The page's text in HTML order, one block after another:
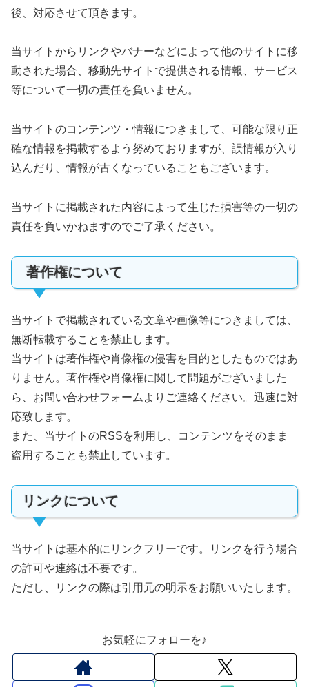
後、対応させて頂きます。
当サイトからリンクやバナーなどによって他のサイトに移
動された場合、移動先サイトで提供される情報、サービス
等について一切の責任を負いません。
当サイトのコンテンツ・情報につきまして、可能な限り正
確な情報を掲載するよう努めておりますが、誤情報が入り
込んだり、情報が古くなっていることもございます。
当サイトに掲載された内容によって生じた損害等の一切の
責任を負いかねますのでご了承ください。
著作権について
当サイトで掲載されている文章や画像等につきましては、
無断転載することを禁止します。
当サイトは著作権や肖像権の侵害を目的としたものではあ
りません。著作権や肖像権に関して問題がございました
ら、お問い合わせフォームよりご連絡ください。迅速に対
応致します。
また、当サイトのRSSを利用し、コンテンツをそのまま
盗用することも禁止しています。
リンクについて
当サイトは基本的にリンクフリーです。リンクを行う場合
の許可や連絡は不要です。
ただし、リンクの際は引用元の明示をお願いいたします。
お気軽にフォローを♪